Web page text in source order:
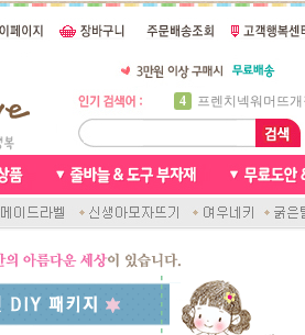
5
비니방울모자 동영
6
꽈배기목도리
7
천연가죽 핸드메이
8
신생아모자뜨기
10
손뜨개인형
1
자라무늬 목도리
앤디목도리
프렌치넥워머뜨개